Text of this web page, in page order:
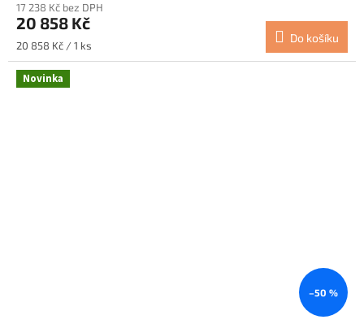
17 238 Kč bez DPH
20 858 Kč
Měrná
cena:
20 858 Kč / 1 ks
Do košíku
Novinka
–50 %